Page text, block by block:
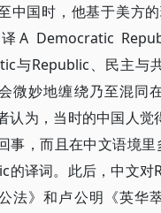
中国时，他基于美方
A Democratic
与Republic、民主与
微妙地缠绕乃至混同
认为，当时的中国人觉
事，而且在中文语境里
的译词。此后，中文对
法》和卢公明《英华